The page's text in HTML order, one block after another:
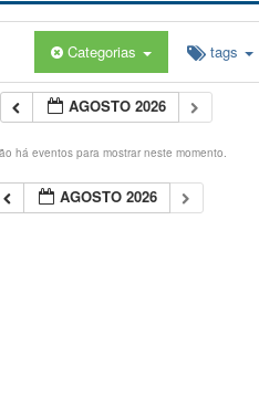
Categorias tags
AGOSTO 2026
há eventos para mostrar neste momento.
AGOSTO 2026